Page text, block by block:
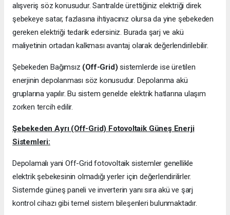
alışveriş söz konusudur. Santralde ürettiğiniz elektriği direk
şebekeye satar, fazlasına ihtiyacınız olursa da yine şebekeden
gereken elektriği tedarik edersiniz. Burada şarj ve akü
maliyetinin ortadan kalkması avantaj olarak değerlendirilebilir.
Şebekeden Bağımsız (Off-Grid) sistemlerde ise üretilen
enerjinin depolanması söz konusudur. Depolanma akü
gruplarına yapılır. Bu sistem genelde elektrik hatlarına ulaşım
zorken tercih edilir.
Şebekeden Ayrı (Off-Grid) Fotovoltaik Güneş Enerji
Sistemleri:
Depolamalı yani Off-Grid fotovoltaik sistemler genellikle
elektrik şebekesinin olmadığı yerler için değerlendirilirler.
Sistemde güneş paneli ve inverterin yanı sıra akü ve şarj
kontrol cihazı gibi temel sistem bileşenleri bulunmaktadır.